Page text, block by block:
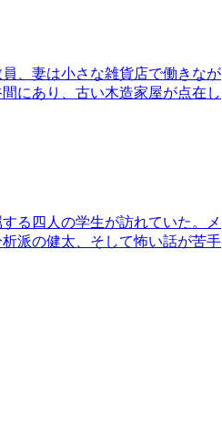
、妻は小さな雑貨店で働きなが
にあり、古い木造家屋が点在し
る四人の学生が訪れていた。メ
派の健太、そして怖い話が苦手